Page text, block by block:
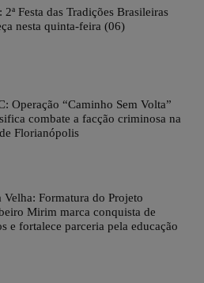
2ª Festa das Tradições Brasileiras
nesta quinta-feira (06)
Operação “Caminho Sem Volta”
combate a facção criminosa na
Florianópolis
Velha: Formatura do Projeto
Mirim marca conquista de
e fortalece parceria pela educação